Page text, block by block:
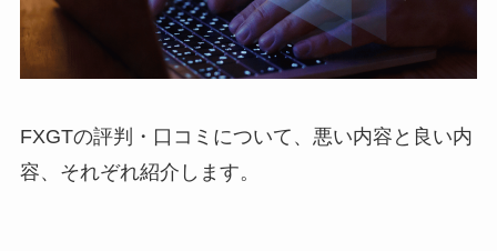
FXGTの評判・口コミについて、悪い内容と良い内
容、それぞれ紹介します。